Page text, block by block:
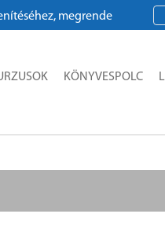
megrendeléshez
KÖNYVESPOLC